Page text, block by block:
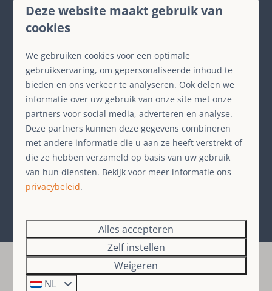
Als u uw vakantieaccommodatie onderbrengt bij
SauerlandBookings wordt uw accommodatie op
richten op zowel Nederland als Duitsland.
Deze website maakt gebruik van
cookies
We gebruiken cookies voor een optimale
gebruikservaring, om gepersonaliseerde inhoud te
bieden en ons verkeer te analyseren. Ook delen we
informatie over uw gebruik van onze site met onze
partners voor social media, adverteren en analyse.
Deze partners kunnen deze gegevens combineren
met andere informatie die u aan ze heeft verstrekt of
die ze hebben verzameld op basis van uw gebruik
van hun diensten. Bekijk voor meer informatie ons
privacybeleid.
Alles accepteren
Zelf instellen
Weigeren
NL